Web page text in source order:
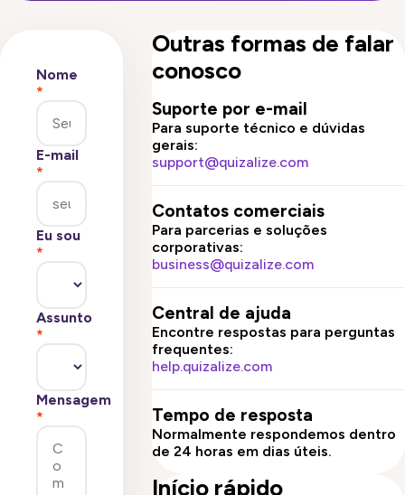
Nome
*
E-mail
*
Eu sou
*
Assunto
*
Mensagem
*
Outras formas de falar
conosco
Suporte por e-mail
Para suporte técnico e dúvidas
gerais:
support@quizalize.com
Contatos comerciais
Para parcerias e soluções
corporativas:
business@quizalize.com
Central de ajuda
Encontre respostas para perguntas
frequentes:
help.quizalize.com
Tempo de resposta
Normalmente respondemos dentro
de 24 horas em dias úteis.
Início rápido